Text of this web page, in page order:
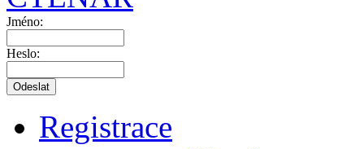
Jméno:
Heslo:
Registrace